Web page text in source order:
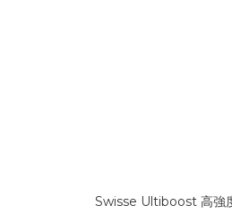
Swisse Ultiboost 高強